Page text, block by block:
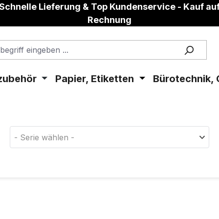
Lieferung & Top Kundenservice - Kauf
Rechnung
Papier, Etiketten Bürotechnik,
- Serie wählen -